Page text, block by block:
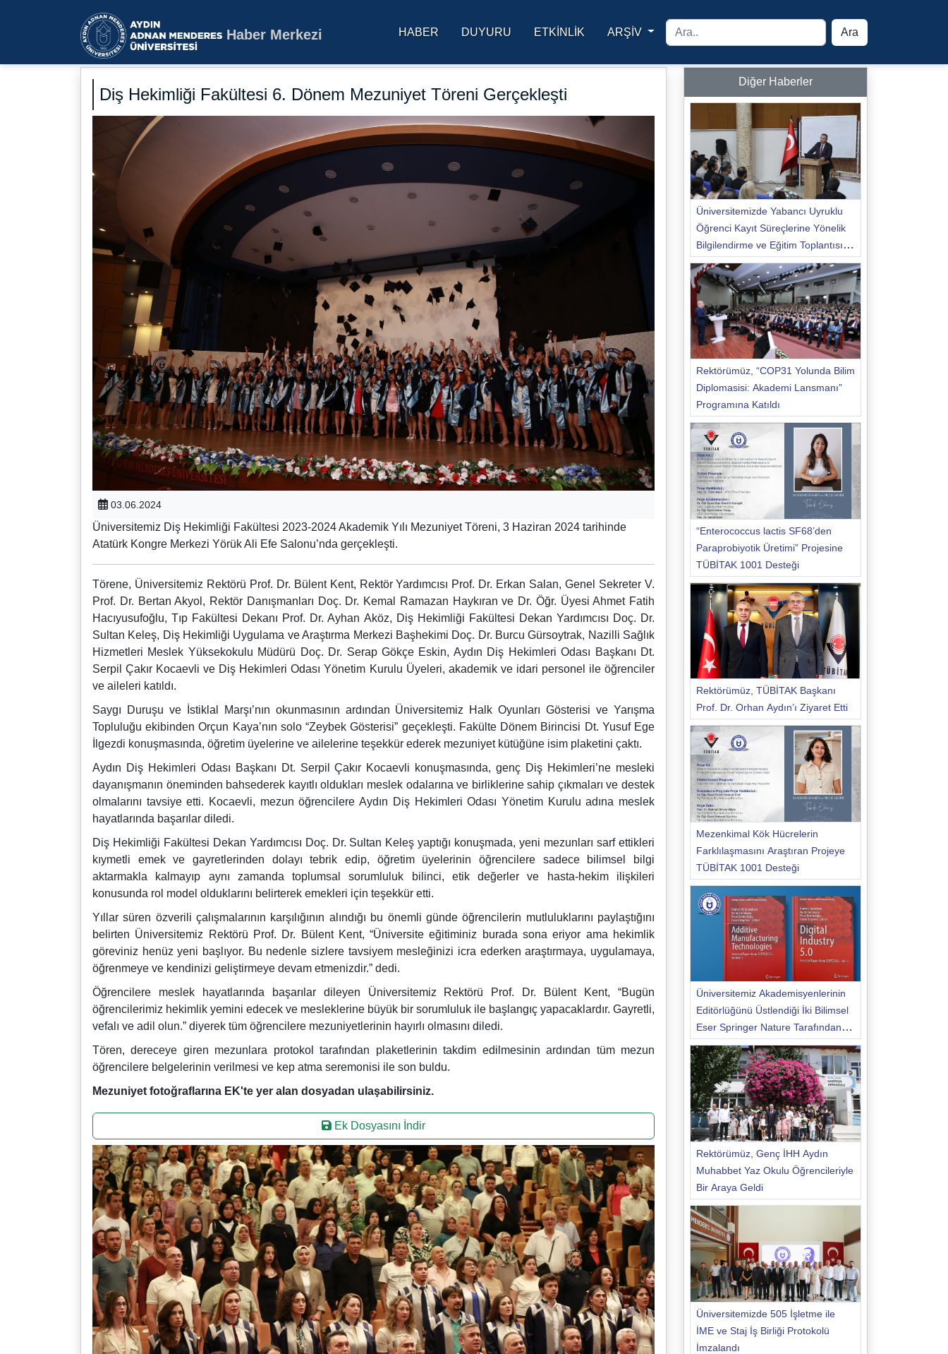
Aydın Adnan Menderes Üniversitesi Ana Sayfa
Haber Merkezi HABER DUYURU ETKINLIK ARŞİV Ara
Diş Hekimliği Fakültesi 6. Dönem Mezuniyet Töreni Gerçekleşti
03.06.2024
Üniversitemiz Diş Hekimliği Fakültesi 2023-2024 Akademik Yılı Mezuniyet Töreni, 3 Haziran 2024 tarihinde
Atatürk Kongre Merkezi Yörük Ali Efe Salonu’nda gerçekleşti.
Törene, Üniversitemiz Rektörü Prof. Dr. Bülent Kent, Rektör Yardımcısı Prof. Dr. Erkan Salan, Genel Sekreter V.
Prof. Dr. Bertan Akyol, Rektör Danışmanları Doç. Dr. Kemal Ramazan Haykıran ve Dr. Öğr. Üyesi Ahmet Fatih
Hacıyusufoğlu, Tıp Fakültesi Dekanı Prof. Dr. Ayhan Aköz, Diş Hekimliği Fakültesi Dekan Yardımcısı Doç. Dr.
Sultan Keleş, Diş Hekimliği Uygulama ve Araştırma Merkezi Başhekimi Doç. Dr. Burcu Gürsoytrak, Nazilli Sağlık
Hizmetleri Meslek Yüksekokulu Müdürü Doç. Dr. Serap Gökçe Eskin, Aydın Diş Hekimleri Odası Başkanı Dt.
Serpil Çakır Kocaevli ve Diş Hekimleri Odası Yönetim Kurulu Üyeleri, akademik ve idari personel ile öğrenciler
ve aileleri katıldı.
Saygı Duruşu ve İstiklal Marşı’nın okunmasının ardından Üniversitemiz Halk Oyunları Gösterisi ve Yarışma
Topluluğu ekibinden Orçun Kaya’nın solo “Zeybek Gösterisi” geçekleşti. Fakülte Dönem Birincisi Dt. Yusuf Ege
İlgezdi konuşmasında, öğretim üyelerine ve ailelerine teşekkür ederek mezuniyet kütüğüne isim plaketini çaktı.
Aydın Diş Hekimleri Odası Başkanı Dt. Serpil Çakır Kocaevli konuşmasında, genç Diş Hekimleri’ne mesleki
dayanışmanın öneminden bahsederek kayıtlı oldukları meslek odalarına ve birliklerine sahip çıkmaları ve destek
olmalarını tavsiye etti. Kocaevli, mezun öğrencilere Aydın Diş Hekimleri Odası Yönetim Kurulu adına meslek
hayatlarında başarılar diledi.
Diş Hekimliği Fakültesi Dekan Yardımcısı Doç. Dr. Sultan Keleş yaptığı konuşmada, yeni mezunları sarf ettikleri
kıymetli emek ve gayretlerinden dolayı tebrik edip, öğretim üyelerinin öğrencilere sadece bilimsel bilgi
aktarmakla kalmayıp aynı zamanda toplumsal sorumluluk bilinci, etik değerler ve hasta-hekim ilişkileri
konusunda rol model olduklarını belirterek emekleri için teşekkür etti.
Yıllar süren özverili çalışmalarının karşılığının alındığı bu önemli günde öğrencilerin mutluluklarını paylaştığını
belirten Üniversitemiz Rektörü Prof. Dr. Bülent Kent, “Üniversite eğitiminiz burada sona eriyor ama hekimlik
göreviniz henüz yeni başlıyor. Bu nedenle sizlere tavsiyem mesleğinizi icra ederken araştırmaya, uygulamaya,
öğrenmeye ve kendinizi geliştirmeye devam etmenizdir.” dedi.
Öğrencilere meslek hayatlarında başarılar dileyen Üniversitemiz Rektörü Prof. Dr. Bülent Kent, “Bugün
öğrencilerimiz hekimlik yemini edecek ve mesleklerine büyük bir sorumluluk ile başlangıç yapacaklardır. Gayretli,
vefalı ve adil olun.” diyerek tüm öğrencilere mezuniyetlerinin hayırlı olmasını diledi.
Tören, dereceye giren mezunlara protokol tarafından plaketlerinin takdim edilmesinin ardından tüm mezun
öğrencilere belgelerinin verilmesi ve kep atma seremonisi ile son buldu.
Mezuniyet fotoğraflarına EK'te yer alan dosyadan ulaşabilirsiniz.
Ek Dosyasını İndir
Diğer Haberler
Üniversitemizde Yabancı Uyruklu
Öğrenci Kayıt Süreçlerine Yönelik
Bilgilendirme ve Eğitim Toplantısı
Düzenlendi
Rektörümüz, “COP31 Yolunda Bilim
Diplomasisi: Akademi Lansmanı”
Programına Katıldı
“Enterococcus lactis SF68’den
Paraprobiyotik Üretimi” Projesine
TÜBİTAK 1001 Desteği
Rektörümüz, TÜBİTAK Başkanı
Prof. Dr. Orhan Aydın’ı Ziyaret Etti
Mezenkimal Kök Hücrelerin
Farklılaşmasını Araştıran Projeye
TÜBİTAK 1001 Desteği
Üniversitemiz Akademisyenlerinin
Editörlüğünü Üstlendiği İki Bilimsel
Eser Springer Nature Tarafından
Yayımlandı
Rektörümüz, Genç İHH Aydın
Muhabbet Yaz Okulu Öğrencileriyle
Bir Araya Geldi
Üniversitemizde 505 İşletme ile
İME ve Staj İş Birliği Protokolü
İmzalandı